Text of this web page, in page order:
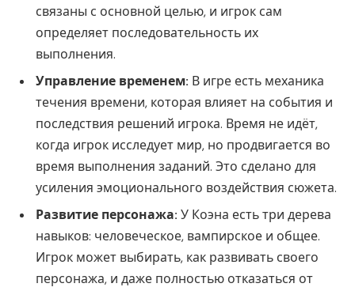
связаны с основной целью, и игрок сам
определяет последовательность их
выполнения.
Управление временем: В игре есть механика
течения времени, которая влияет на события и
последствия решений игрока. Время не идёт,
когда игрок исследует мир, но продвигается во
время выполнения заданий. Это сделано для
усиления эмоционального воздействия сюжета.
Развитие персонажа: У Коэна есть три дерева
навыков: человеческое, вампирское и общее.
Игрок может выбирать, как развивать своего
персонажа, и даже полностью отказаться от